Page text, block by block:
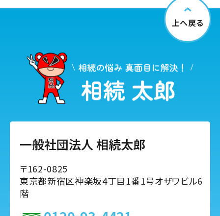
上へ戻る
一般社団法人 相続太郎
〒162-0825
東京都新宿区神楽坂4丁目1番1号オザワビル6
階